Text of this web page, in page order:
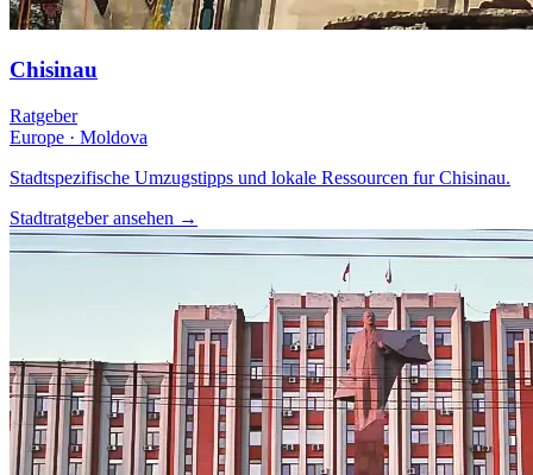
Chisinau
Ratgeber
Europe · Moldova
Stadtspezifische Umzugstipps und lokale Ressourcen fur Chisinau.
Stadtratgeber ansehen →